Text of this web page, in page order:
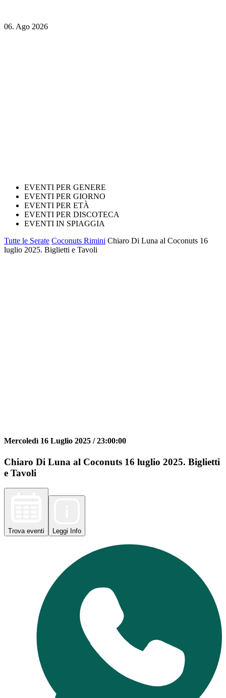
06. Ago 2026
EVENTI PER GENERE
EVENTI PER GIORNO
EVENTI PER ETÀ
EVENTI PER DISCOTECA
EVENTI IN SPIAGGIA
Tutte le Serate Coconuts Rimini Chiaro Di Luna al Coconuts 16
luglio 2025. Biglietti e Tavoli
Mercoledì 16 Luglio 2025 /23:00:00
Chiaro Di Luna al Coconuts 16 luglio 2025. Biglietti
e Tavoli
Trova eventi Leggi Info